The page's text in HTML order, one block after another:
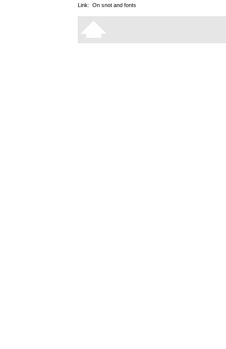
Link: On snot and fonts